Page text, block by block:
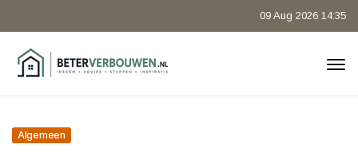
09 Aug 2026 14:35
Algemeen